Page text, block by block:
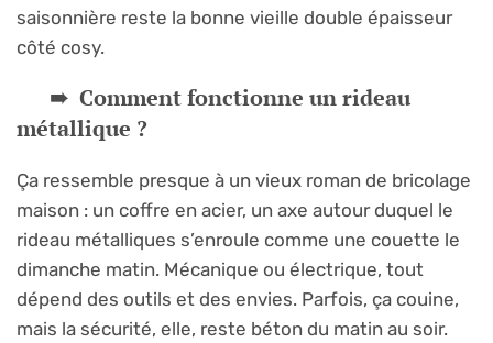
saisonnière reste la bonne vieille double épaisseur
côté cosy.
Comment fonctionne un rideau
métallique ?
Ça ressemble presque à un vieux roman de bricolage
maison : un coffre en acier, un axe autour duquel le
rideau métalliques s’enroule comme une couette le
dimanche matin. Mécanique ou électrique, tout
dépend des outils et des envies. Parfois, ça couine,
mais la sécurité, elle, reste béton du matin au soir.